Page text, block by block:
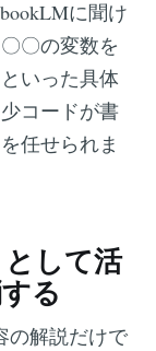
に聞け
〇の変数を
いった具体
コードが書
任せられま
して活
る
の解説だけで